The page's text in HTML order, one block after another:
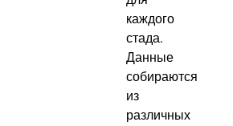
каждого
стада.
Данные
собираются
из
различных